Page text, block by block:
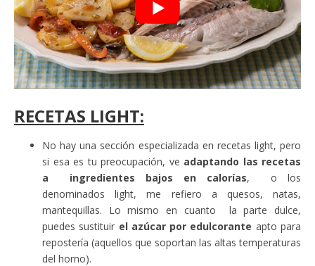
RECETAS LIGHT:
No hay una sección especializada en recetas light, pero
si esa es tu preocupación, ve adaptando las recetas
a ingredientes bajos en calorías, o los
denominados light, me refiero a quesos, natas,
mantequillas. Lo mismo en cuanto la parte dulce,
puedes sustituir el azúcar por edulcorante apto para
repostería (aquellos que soportan las altas temperaturas
del horno).